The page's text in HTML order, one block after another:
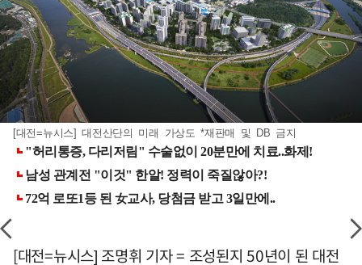
[대전=뉴시스] 대전산단의 미래 가상도 *재판매 및 DB 금지
[대전=뉴시스] 조명휘 기자 = 조성된지 50년이 된 대전